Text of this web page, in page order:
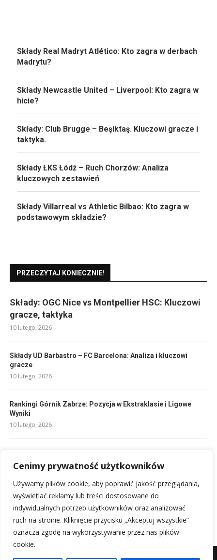
Cenimy prywatność użytkowników
Używamy plików cookie, aby poprawić jakość przeglądania,
wyświetlać reklamy lub treści dostosowane do
indywidualnych potrzeb użytkowników oraz analizować
ruch na stronie. Kliknięcie przycisku „Akceptuj wszystkie”
oznacza zgodę na wykorzystywanie przez nas plików
cookie.
Składy Real Madryt Atlético: Kto zagra w derbach
Madrytu?
Składy Newcastle United – Liverpool: Kto zagra w
hicie?
Składy: Club Brugge – Beşiktaş. Kluczowi gracze i
taktyka.
Składy ŁKS Łódź – Ruch Chorzów: Analiza
kluczowych zestawień
Składy Villarreal vs Athletic Bilbao: Kto zagra w
podstawowym składzie?
PRZECZYTAJ KONIECZNIE!
Składy: OGC Nice vs Montpellier HSC: Kluczowi
gracze, taktyka
10 lutego, 2026
Składy UD Barbastro – FC Barcelona: Analiza i kluczowi
gracze
10 lutego, 2026
Rankingi Górnik Zabrze: Pozycja w Ekstraklasie i Ligowe
Wyniki
10 lutego, 2026
10 lutego, 2026
Instat Index: Poznaj rankingi sportowe i analizuj dane.
13 lutego, 2026